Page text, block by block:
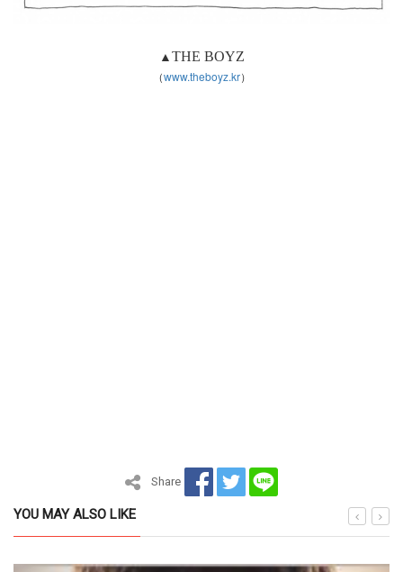
▲THE BOYZ
（www.theboyz.kr）
Share
YOU MAY ALSO LIKE